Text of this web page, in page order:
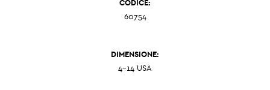
CODICE:
60754
DIMENSIONE:
4-14 USA